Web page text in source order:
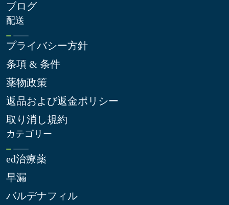
ブログ
配送
プライバシー方針
条項 & 条件
薬物政策
返品および返金ポリシー
取り消し規約
カテゴリー
ed治療薬
早漏
バルデナフィル